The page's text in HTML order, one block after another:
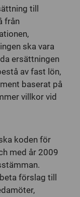
till
från
ska vara
ersättningen
av fast lön,
baserat på
villkor vid
koden för
med år 2009
förslag till